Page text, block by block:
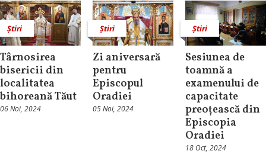
Știri
Târnosirea
bisericii din
localitatea
bihoreană Tăut
06 Noi, 2024
Știri
Zi aniversară
pentru
Episcopul
Oradiei
05 Noi, 2024
Știri
Sesiunea de
toamnă a
examenului de
capacitate
preoțească din
Episcopia
Oradiei
18 Oct, 2024